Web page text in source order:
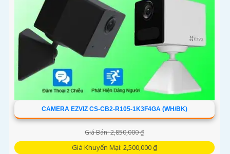
CAMERA EZVIZ CS-CB2-R105-1K3F4GA (WH/BK)
Giá Bán: 2,850,000 ₫
Giá Khuyến Mại: 2,500,000 ₫